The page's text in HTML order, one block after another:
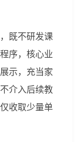
既不研发课
序，核心业
示，充当家
介入后续教
收取少量单